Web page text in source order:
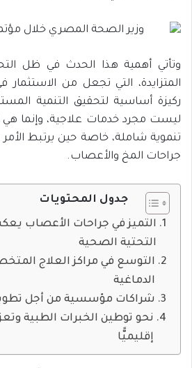
وتأتي أهمية هذا الحدث في ظل
المتزايدة، التي تجعل من
ركيزة أساسية لتحقيق التنمية
ليست مجرد خدمات علاجية، وإنما
تنموية شاملة، خاصة حين يرتبط
جراحات المخ والأعصاب.
جدول المحتويات
التميز في جراحات الأعصاب
التحتية الصحية
التوسع في مراكز العلاج
الدماغية
شراكات مؤسسية من أجل
نحو توطين الخبرات الطبية
إقليميًّا